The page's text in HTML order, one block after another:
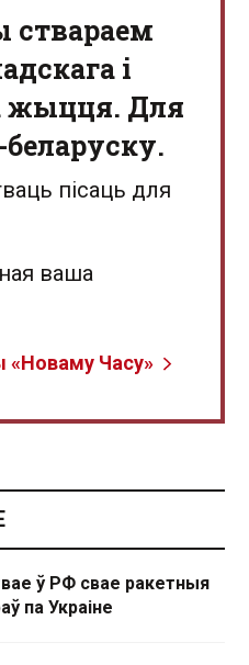
і
жыцця. Для
пісаць для
ваша
«Новаму Часу»
ў РФ свае ракетныя
па Украіне